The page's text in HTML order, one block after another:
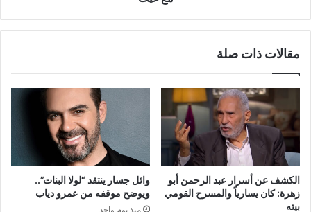
مقالات ذات صلة
الكشف عن أسرار عبد الرحمن أبو
زهرة: كان يسارياً والمسرح القومي
بيته
وائل جسار ينتقد “لولا البنات”..
ويوضح موقفه من عمرو دياب
منذ يوم واحد